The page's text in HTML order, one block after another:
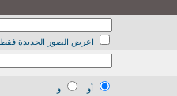
اعرض الصور الجديدة فقط
أو
و